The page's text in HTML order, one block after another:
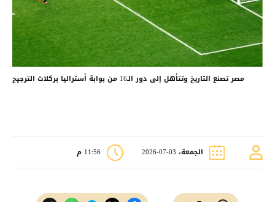
مصر تصنع التاريخ وتتأهل إلى دور الـ16 من بوابة أستراليا بركلات الترجيح
الجمعة، 03-07-2026 11:56 م